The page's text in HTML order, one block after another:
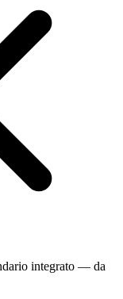
integrato — da